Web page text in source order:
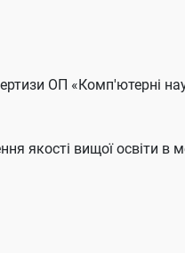
ОП «Комп'ютерні
якості вищої освіти в